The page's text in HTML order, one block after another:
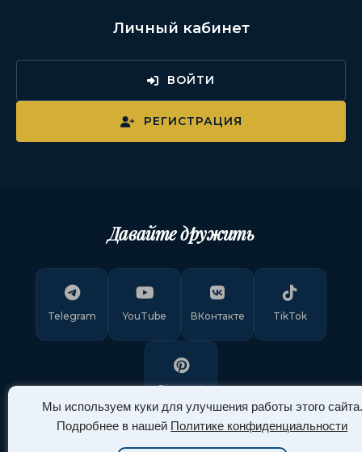
Мы используем куки для улучшения работы этого сайта.
Подробнее в нашей Политике конфиденциальности
Личный кабинет
ВОЙТИ
РЕГИСТРАЦИЯ
Давайте дружить
Telegram YouTube ВКонтакте TikTok
Pinterest